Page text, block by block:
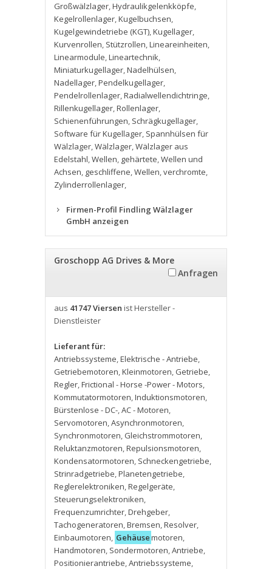
Großwälzlager,Hydraulikgelenkköpfe,
Kegelrollenlager,Kugelbuchsen,
Kugelgewindetriebe (KGT),Kugellager,
Kurvenrollen, Stützrollen,Lineareinheiten,
Linearmodule,Lineartechnik,
Miniaturkugellager,Nadelhülsen,
Nadellager,Pendelkugellager,
Pendelrollenlager,Radialwellendichtringe,
Rillenkugellager,Rollenlager,
Schienenführungen, Schrägkugellager,
Software für Kugellager, Spannhülsen für
Wälzlager,Wälzlager,Wälzlager aus
Edelstahl,Wellen, gehärtete,Wellen und
Achsen, geschliffene,Wellen,verchromte,
Zylinderrollenlager,
Firmen-Profil Findling Wälzlager
GmbH anzeigen
Groschopp AG Drives & More
Anfragen
aus 41747 Viersen ist Hersteller -
Dienstleister
Lieferant für:
Antriebssysteme,Elektrische - Antriebe,
Getriebemotoren,Kleinmotoren, Getriebe,
Regler,Frictional - Horse -Power - Motors,
Kommutatormotoren,Induktionsmotoren,
Bürstenlose - DC-,AC - Motoren,
Servomotoren,Asynchronmotoren,
Synchronmotoren, Gleichstrommotoren,
Reluktanzmotoren,Repulsionsmotoren,
Kondensatormotoren, Schneckengetriebe,
Strinradgetriebe,Planetengetriebe,
Reglerelektroniken,Regelgeräte,
Steuerungselektroniken,
Frequenzumrichter,Drehgeber,
Tachogeneratoren,Bremsen,Resolver,
Einbaumotoren, Gehäusemotoren,
Handmotoren, Sondermotoren,Antriebe,
Positionierantriebe,Antriebssysteme,